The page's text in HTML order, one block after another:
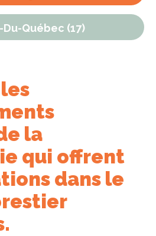
Québec (17)
la
qui offrent
dans le